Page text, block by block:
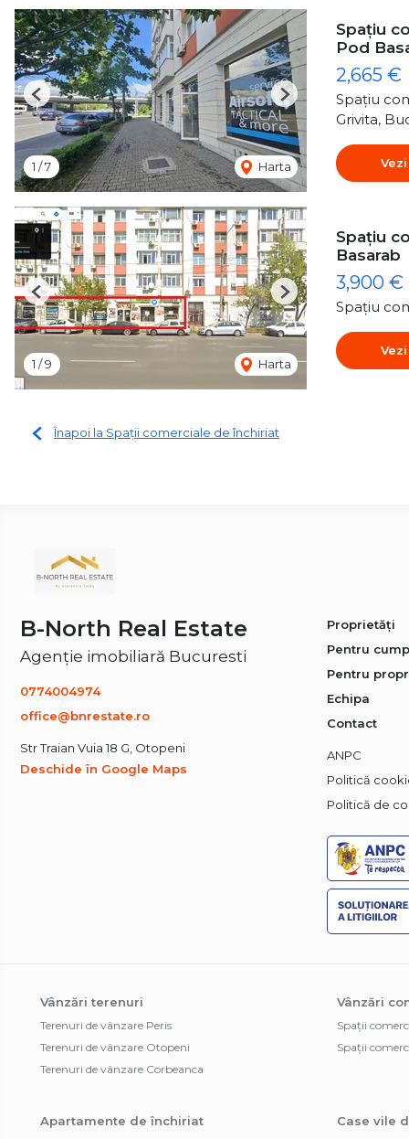
1 /7 Harta
Previous Next
Spațiu
Pod
2,665 €
Spațiu
Grivita,
1 /9 Harta
Previous Next
Spațiu
Basarab
3,900 €
Spațiu
Înapoi la Spații comerciale de închiriat
B-North Real Estate
Agenție imobiliară Bucuresti
0774004974
office@bnrestate.ro
Str Traian Vuia 18 G, Otopeni
Deschide în Google Maps
Proprietăți
Pentru
Pentru
Echipa
Contact
ANPC
Politică
Politică de
Vânzări terenuri
Terenuri de vânzare Peris
Terenuri de vânzare Otopeni
Terenuri de vânzare Corbeanca
Vânzări
Spații
Spații
Apartamente de închiriat Case vile